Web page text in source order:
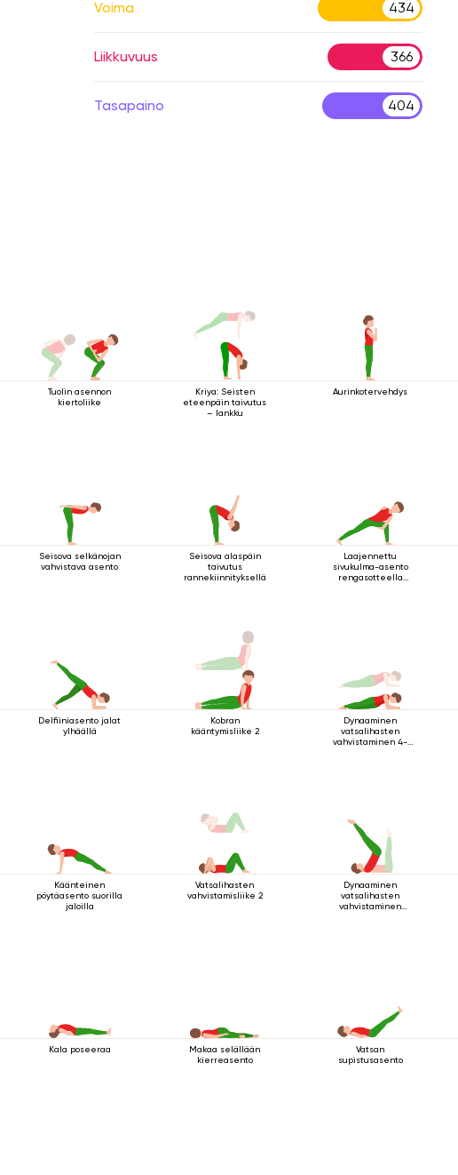
Voima 434
Liikkuvuus 366
Tasapaino 404
Tuolin asennon
kiertoliike
Kriya: Seisten
eteenpäin taivutus
– lankku
Aurinkotervehdys
Seisova selkänojan
vahvistava asento
Seisova alaspäin
taivutus
rannekiinnityksellä
Laajennettu
sivukulma-asento
rengasotteella
Delfiiniasento jalat
ylhäällä
Kobran
kääntymisliike 2
Dynaaminen
vatsalihasten
vahvistaminen 4-
Käänteinen
pöytäasento suorilla
jaloilla
Vatsalihasten
vahvistamisliike 2
Dynaaminen
vatsalihasten
vahvistaminen
Kala poseeraa
Makaa selällään
kierreasento
Vatsan
supistusasento